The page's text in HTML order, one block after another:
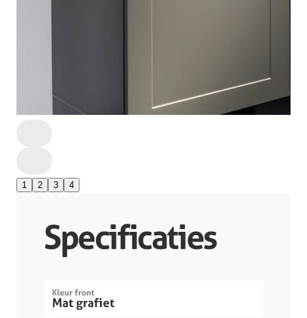
1 2 3 4
Specificaties
Kleur front
Mat grafiet